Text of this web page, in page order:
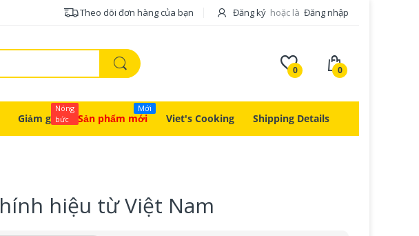
Theo dõi đơn hàng của bạn Đăng ký hoặc là Đăng nhập
0 0
Giảm giá
Nóng
bức
Sản phẩm mới
Mới
Viet's Cooking Shipping Details
hiệu từ Việt Nam